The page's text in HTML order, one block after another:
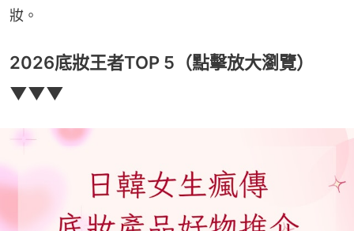
妝。
2026底妝王者TOP 5（點擊放大瀏覽）
▼▼▼